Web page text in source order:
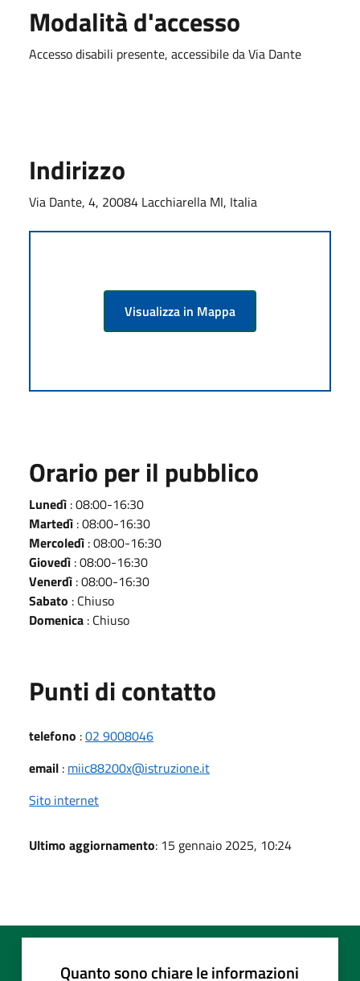
Modalità d'accesso
Accesso disabili presente, accessibile da Via Dante
Indirizzo
Via Dante, 4, 20084 Lacchiarella MI, Italia
Visualizza in Mappa
Orario per il pubblico
Lunedì : 08:00-16:30
Martedì : 08:00-16:30
Mercoledì : 08:00-16:30
Giovedì : 08:00-16:30
Venerdì : 08:00-16:30
Sabato : Chiuso
Domenica : Chiuso
Punti di contatto
telefono :02 9008046
email : miic88200x@istruzione.it
Sito internet
Ultimo aggiornamento: 15 gennaio 2025, 10:24
Quanto sono chiare le informazioni